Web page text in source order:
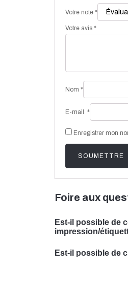
Votre note *
Votre avis *
Nom *
E-mail *
Enregistrer mon
Foire aux
Est-il possible de
impression/
est spécialisée
Est-il possible de